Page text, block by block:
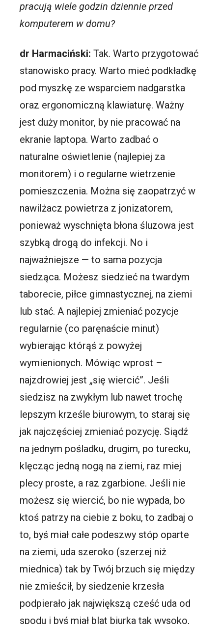
pracują wiele godzin dziennie przed
komputerem w domu?
dr Harmaciński: Tak. Warto przygotować
stanowisko pracy. Warto mieć podkładkę
pod myszkę ze wsparciem nadgarstka
oraz ergonomiczną klawiaturę. Ważny
jest duży monitor, by nie pracować na
ekranie laptopa. Warto zadbać o
naturalne oświetlenie (najlepiej za
monitorem) i o regularne wietrzenie
pomieszczenia. Można się zaopatrzyć w
nawilżacz powietrza z jonizatorem,
ponieważ wyschnięta błona śluzowa jest
szybką drogą do infekcji. No i
najważniejsze — to sama pozycja
siedząca. Możesz siedzieć na twardym
taborecie, piłce gimnastycznej, na ziemi
lub stać. A najlepiej zmieniać pozycje
regularnie (co paręnaście minut)
wybierając którąś z powyżej
wymienionych. Mówiąc wprost –
najzdrowiej jest „się wiercić”. Jeśli
siedzisz na zwykłym lub nawet trochę
lepszym krześle biurowym, to staraj się
jak najczęściej zmieniać pozycję. Siądź
na jednym pośladku, drugim, po turecku,
klęcząc jedną nogą na ziemi, raz miej
plecy proste, a raz zgarbione. Jeśli nie
możesz się wiercić, bo nie wypada, bo
ktoś patrzy na ciebie z boku, to zadbaj o
to, byś miał całe podeszwy stóp oparte
na ziemi, uda szeroko (szerzej niż
miednica) tak by Twój brzuch się między
nie zmieścił, by siedzenie krzesła
podpierało jak największą cześć uda od
spodu i byś miał blat biurka tak wysoko,